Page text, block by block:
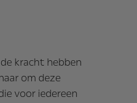
kracht hebben
om deze
voor iedereen